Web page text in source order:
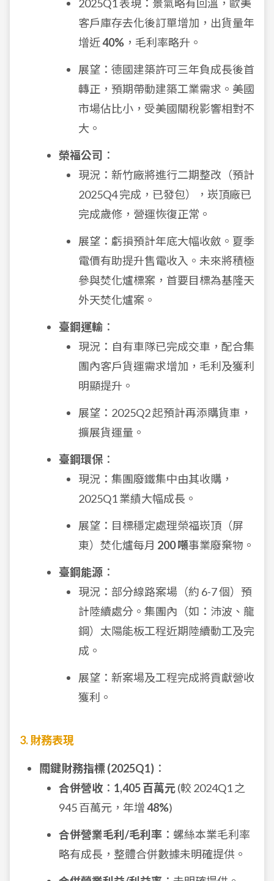
2025Q1 表現：景氣略有回溫，歐美
客戶庫存去化後訂單增加，出貨量年
增近40% ，毛利率略升。
展望：德國建築許可三年負成長後首
轉正，預期帶動建築工業需求。美國
市場佔比小，受美國關稅影響相對不
大。
榮福公司 ：
現況：新竹廠將進行二期整改（預計
2025Q4 完成，已發包），崁頂廠已
完成歲修，營運恢復正常。
展望：虧損預計年底大幅收斂。夏季
電價有助提升售電收入。未來將積極
參與焚化爐標案，首要目標為基隆天
外天焚化爐案。
臺鋼運輸 ：
現況：自有車隊已完成交車，配合集
團內客戶貨運需求增加，毛利及獲利
明顯提升。
展望：2025Q2 起預計再添購貨車，
擴展貨運量。
臺鋼環保 ：
現況：集團廢鐵集中由其收購，
2025Q1 業績大幅成長。
展望：目標穩定處理榮福崁頂（屏
東）焚化爐每月 200 噸事業廢棄物。
臺鋼能源 ：
現況：部分線路案場（約 6-7 個）預
計陸續處分。集團內（如：沛波、龍
鋼）太陽能板工程近期陸續動工及完
成。
展望：新案場及工程完成將貢獻營收
獲利。
3. 財務表現
關鍵財務指標 (2025Q1) ：
合併營收 ： 1,405 百萬元(較 2024Q1 之
945 百萬元，年增48%)
合併營業毛利/毛利率 ：螺絲本業毛利率
略有成長，整體合併數據未明確提供。